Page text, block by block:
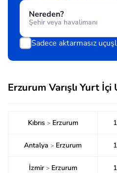
Nereden?
Sadece aktarmasız
Erzurum Varışlı Yurt
Kıbrıs >Erzurum
Antalya > Erzurum
İzmir >Erzurum